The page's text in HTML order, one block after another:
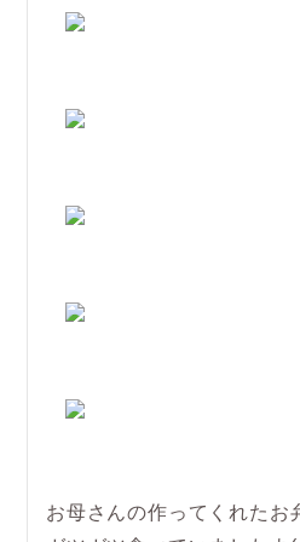
お母さんの作ってくれたお